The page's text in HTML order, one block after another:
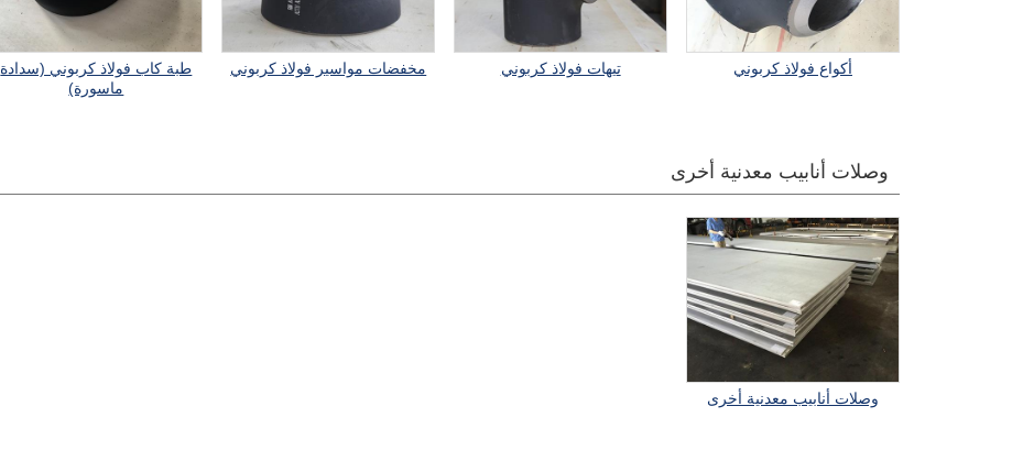
أكواع فولاذ كربوني تيهات فولاذ كربوني مخفضات مواسير فولاذ كربوني
طبة كاب فولاذ كربوني (سدادة
ماسورة)
وصلات أنابيب معدنية أخرى
وصلات أنابيب معدنية أخرى